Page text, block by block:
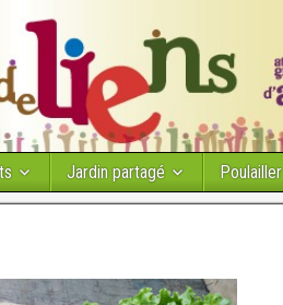
Jardin partagé Poulailler